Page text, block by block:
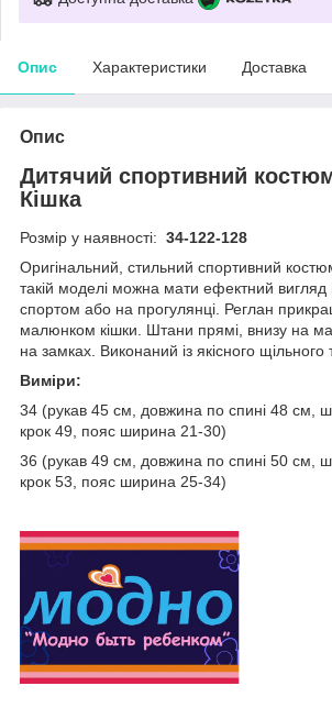
Опис Характеристики Доставка
Опис
Дитячий спортивний
Кішка
Розмір у наявності: 34-122-128
Оригінальний, стильний спортивний
такій моделі можна мати ефектний вигляд
спортом або на прогулянці. Реглан
малюнком кішки. Штани прямі, внизу на
на замках. Виконаний із якісного щільного
Виміри:
34 (рукав 45 см, довжина по спині 48 см,
крок 49, пояс ширина 21-30)
36 (рукав 49 см, довжина по спині 50 см,
крок 53, пояс ширина 25-34)